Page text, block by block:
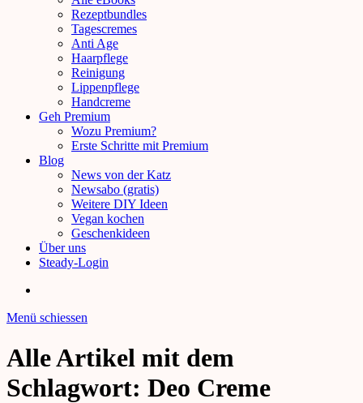
Rezeptbundles
Tagescremes
Anti Age
Haarpflege
Reinigung
Lippenpflege
Handcreme
Geh Premium
Wozu Premium?
Erste Schritte mit Premium
Blog
News von der Katz
Newsabo (gratis)
Weitere DIY Ideen
Vegan kochen
Geschenkideen
Über uns
Steady-Login
Menü schiessen
Alle Artikel mit dem
Schlagwort: Deo Creme